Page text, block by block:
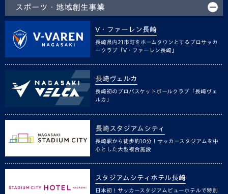
スポーツ・地域創生事業
V・ファーレン長崎
長崎県内21市町をホームタウンとするプロサッカ
ークラブ「V・ファーレン長崎」
長崎ヴェルカ
長崎初のプロバスケットボールクラブ「長崎ヴェ
ルカ」
長崎スタジアムシティ
長崎駅から徒歩約10分！サッカースタジアムを中
心とした大型複合施設
スタジアムシティホテル長崎
日本初！サッカースタジアムビューホテルで特別